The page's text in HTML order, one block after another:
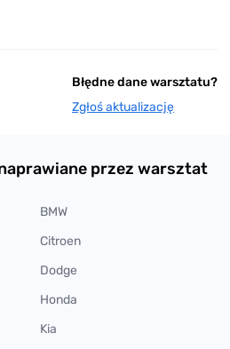
Błędne dane warsztatu?
Zgłoś aktualizację
przez warsztat
BMW
Citroen
Dodge
Honda
Kia